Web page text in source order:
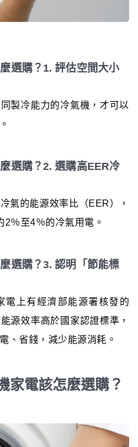
選購？1. 評估空間大小
製冷能力的冷氣機，才可以
選購？2. 選購高EER冷
氣的能源效率比（EER），
％至4％的冷氣用電。
選購？3. 認明「節能標
電上有經濟部能源署核發的
源效率高於國家認證標準，
、省錢，減少能源消耗。
家電該怎麼選購？